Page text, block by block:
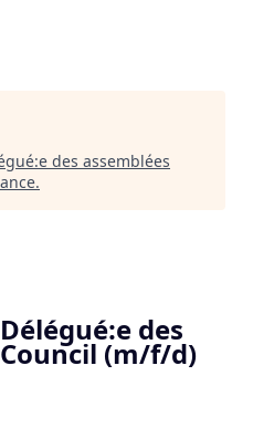
des assemblées
.
des
Council (m/f/d)